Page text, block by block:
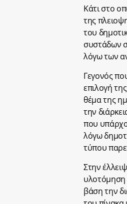
Κάτι στο
της
του
συστάδων
λόγω των
Γεγονός
επιλογή
θέμα της
την
που
λόγω
τύπου
Στην
υλοτόμηση
βάση την